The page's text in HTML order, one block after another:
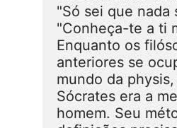
"Só sei que nada
"Conheça-te a ti
Enquanto os
anteriores se
mundo da
Sócrates era a
homem. Seu